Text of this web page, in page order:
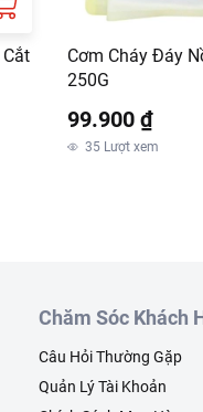
Cơm Cháy Đáy
250G
99.900 ₫
35 Lượt xem
Chăm Sóc Khách
Câu Hỏi Thường Gặp
Quản Lý Tài Khoản